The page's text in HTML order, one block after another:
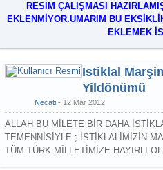
RESİM ÇALIŞMASI
EKLENMİYOR.UMARIM BU
EKLEMEK
Istiklal
Yildönümü
Necati 12 Mar 2012
ALLAH BU MİLETE BİR DAHA
TEMENNİSİYLE ; İSTİKLALİMİZİN
TÜM TÜRK MİLLETİMİZE HAYIRLI